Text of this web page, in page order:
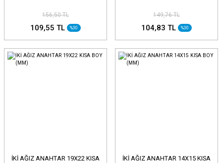
156,50 TL
109,55 TL %30
149,76 TL
104,83 TL %30
İKİ AĞIZ ANAHTAR 19X22 KISA
İKİ AĞIZ ANAHTAR 14X15 KISA